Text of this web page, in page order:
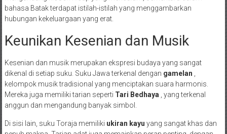
bahasa Batak terdapat istilah-istilah yang menggambarkan
hubungan kekeluargaan yang erat.
Keunikan Kesenian dan Musik
Kesenian dan musik merupakan ekspresi budaya yang sangat
dikenal di setiap suku. Suku Jawa terkenal dengan gamelan ,
kelompok musik tradisional yang menciptakan suara harmonis.
Mereka juga memiliki tarian seperti Tari Bedhaya, yang terkenal
anggun dan mengandung banyak simbol.
Di sisi lain, suku Toraja memiliki ukiran kayu yang sangat khas dan